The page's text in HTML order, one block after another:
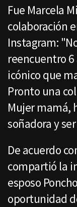
Fue Marcela
colaboración
Instagram:
reencuentro
icónico que
Pronto una
Mujer mamá,
soñadora y
De acuerdo
compartió la
esposo
oportunidad